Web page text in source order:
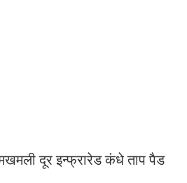
दूर इन्फ्रारेड कंधे ताप पैड